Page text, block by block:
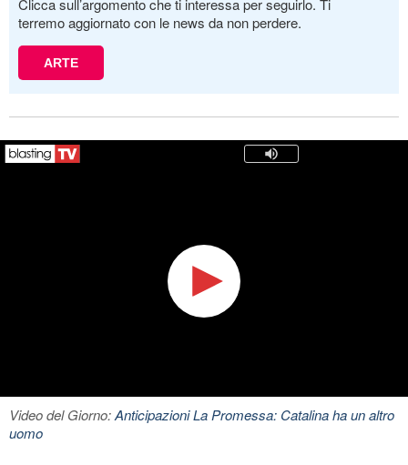
terremo aggiornato con le news da non perdere.
ARTE
Video del Giorno:Anticipazioni La Promessa: Catalina ha un altro
uomo